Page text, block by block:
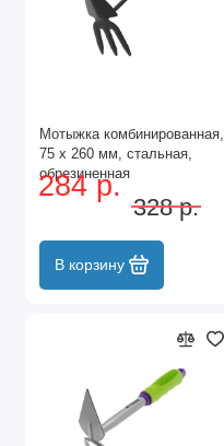
Мотыжка комбинированная,
75 х 260 мм, стальная,
обрезиненная
эргономичная рукоятка,
284 р.
328 р.
В корзину